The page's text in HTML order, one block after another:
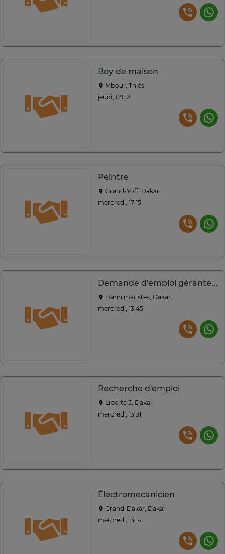
Boy de maison
Mbour, Thiès
jeudi, 09:12
Peintre
Grand-Yoff, Dakar
mercredi, 17:15
Demande d'emploi gérante caissierre
Hann maristes, Dakar
mercredi, 13:45
Recherche d'emploi
Liberte 5, Dakar
mercredi, 13:31
Électromecanicien
Grand-Dakar, Dakar
mercredi, 13:14